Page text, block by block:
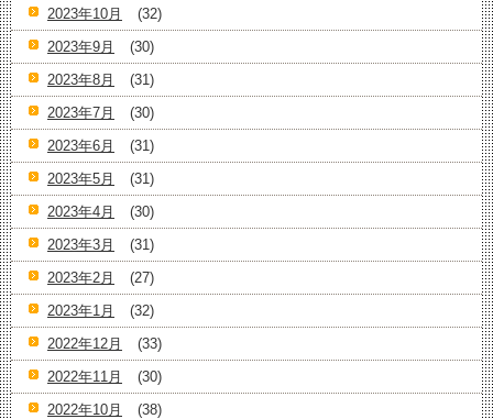
2023年10月
(32)
2023年9月
(30)
2023年8月
(31)
2023年7月
(30)
2023年6月
(31)
2023年5月
(31)
2023年4月
(30)
2023年3月
(31)
2023年2月
(27)
2023年1月
(32)
2022年12月
(33)
2022年11月
(30)
2022年10月
(38)